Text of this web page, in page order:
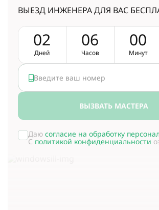
ВЫЕЗД ИНЖЕНЕРА ДЛЯ ВАС
02
Дней
06
Часов
00
Минут
ВЫЗВАТЬ МАСТЕРА
Даю согласие на обработку
С политикой конфиденциальности